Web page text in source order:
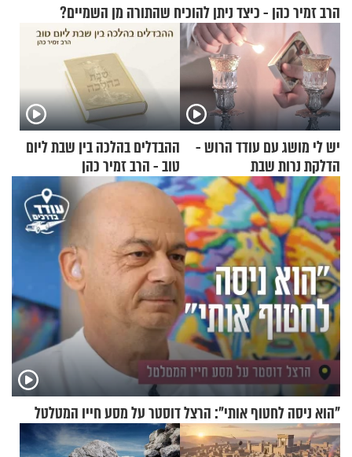
הרב זמיר כהן - כיצד ניתן להוכיח שהתורה מן השמיים?
יש לי מושג עם עודד הרוש -
הדלקת נרות שבת
ההבדלים בהלכה בין שבת ליום
טוב - הרב זמיר כהן
"הוא ניסה לחטוף אותי": הרצל דוסטר על מסע חייו המטלטל